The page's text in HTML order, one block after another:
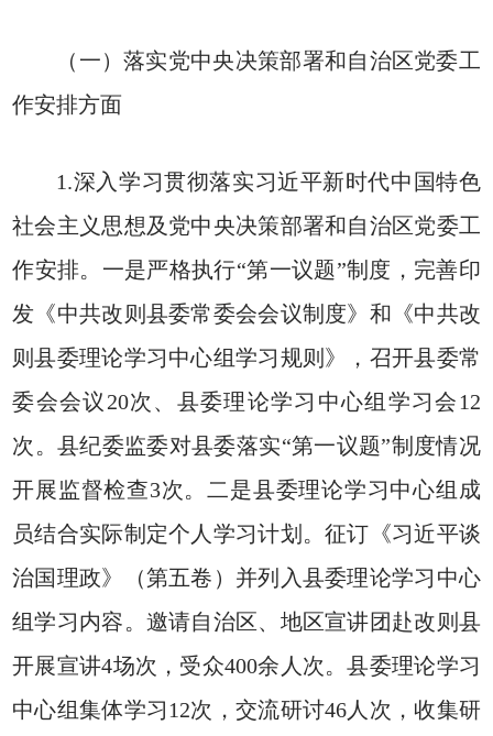
（一）落实党中央决策部署和自治区党委工
作安排方面
1.深入学习贯彻落实习近平新时代中国特色
社会主义思想及党中央决策部署和自治区党委工
作安排。一是严格执行“第一议题”制度，完善印
发《中共改则县委常委会会议制度》和《中共改
则县委理论学习中心组学习规则》，召开县委常
委会会议20次、县委理论学习中心组学习会12
次。县纪委监委对县委落实“第一议题”制度情况
开展监督检查3次。二是县委理论学习中心组成
员结合实际制定个人学习计划。征订《习近平谈
治国理政》（第五卷）并列入县委理论学习中心
组学习内容。邀请自治区、地区宣讲团赴改则县
开展宣讲4场次，受众400余人次。县委理论学习
中心组集体学习12次，交流研讨46人次，收集研